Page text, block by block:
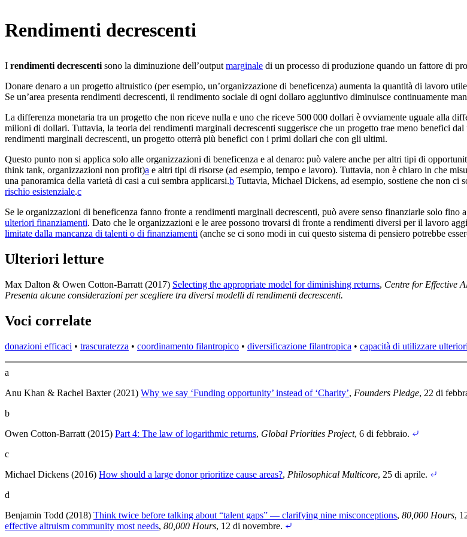
Rendimenti decrescenti
I rendimenti decrescenti sono la diminuzione dell’output marginale di un processo di produzione quando un fattore di
Donare denaro a un progetto altruistico (per esempio, un’organizzazione di beneficenza) aumenta la quantità di lavoro
Se un’area presenta rendimenti decrescenti, il rendimento sociale di ogni dollaro aggiuntivo diminuisce continuamente
La differenza monetaria tra un progetto che non riceve nulla e uno che riceve 500 000 dollari è ovviamente uguale alla
milioni di dollari. Tuttavia, la teoria dei rendimenti marginali decrescenti suggerisce che un progetto trae meno benefici
rendimenti marginali decrescenti, un progetto otterrà più benefici con i primi dollari che con gli ultimi.
Questo punto non si applica solo alle organizzazioni di beneficenza e al denaro: può valere anche per altri tipi di
think tank, organizzazioni non profit)⁠a e altri tipi di risorse (ad esempio, tempo e lavoro). Tuttavia, non è chiaro in che
una panoramica della varietà di casi a cui sembra applicarsi.⁠b Tuttavia, Michael Dickens, ad esempio, sostiene che non
rischio esistenziale.⁠c
Se le organizzazioni di beneficenza fanno fronte a rendimenti marginali decrescenti, può avere senso finanziarle solo
ulteriori finanziamenti. Dato che le organizzazioni e le aree possono trovarsi di fronte a rendimenti diversi per il lavoro
limitate dalla mancanza di talenti o di finanziamenti (anche se ci sono modi in cui questo sistema di pensiero potrebbe
Ulteriori letture
Max Dalton & Owen Cotton-Barratt (2017) Selecting the appropriate model for diminishing returns, Centre for Effective
Presenta alcune considerazioni per scegliere tra diversi modelli di rendimenti decrescenti.
Voci correlate
donazioni efficaci • trascuratezza • coordinamento filantropico • diversificazione filantropica • capacità di utilizzare
a
Anu Khan & Rachel Baxter (2021) Why we say ‘Funding opportunity’ instead of ‘Charity’, Founders Pledge, 22 di
b
Owen Cotton-Barratt (2015) Part 4: The law of logarithmic returns, Global Priorities Project, 6 di febbraio.
c
Michael Dickens (2016) How should a large donor prioritize cause areas?, Philosophical Multicore, 25 di aprile.
d
Benjamin Todd (2018) Think twice before talking about “talent gaps” — clarifying nine misconceptions, 80,000 Hours,
effective altruism community most needs, 80,000 Hours, 12 di novembre.